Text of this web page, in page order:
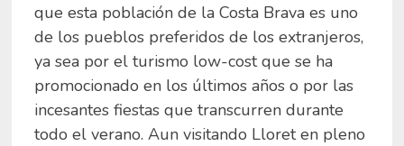
que esta población de la Costa Brava es uno
de los pueblos preferidos de los extranjeros,
ya sea por el turismo low-cost que se ha
promocionado en los últimos años o por las
incesantes fiestas que transcurren durante
todo el verano. Aun visitando Lloret en pleno